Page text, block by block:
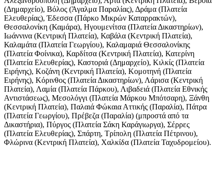
(Δημαρχείο), Βόλος (Άγαλμα Παραλίας), Δράμα (Πλατεία
Ελευθερίας), Έδεσσα (Πάρκο Μικρών Καταρρακτών),
Θεσσαλονίκη (Καμάρα), Ηγουμενίτσα (Πλατεία Δικαστηρίων),
Ιωάννινα (Κεντρική Πλατεία), Καβάλα (Κεντρική Πλατεία),
Καλαμάτα (Πλατεία Γεωργίου), Καλαμαριά Θεσσαλονίκης
(Πλατεία Φοίνικα), Καρδίτσα (Κεντρική Πλατεία), Κατερίνη
(Πλατεία Ελευθερίας), Καστοριά (Δημαρχείο), Κιλκίς (Πλατεία
Ειρήνης), Κοζάνη (Κεντρική Πλατεία), Κομοτηνή (Πλατεία
Ειρήνης), Κόρινθος (Πλατεία Δικαστηρίων), Λάρισα (Κεντρική
Πλατεία), Λαμία (Πλατεία Πάρκου), Λιβαδειά (Πλατεία Εθνικής
Αντιστάσεως), Μεσολόγγι (Πλατεία Μάρκου Μπότσαρη), Ξάνθη
(Κεντρική Πλατεία), Παλαιά Φώκαια Αττικής (Παραλία), Πάτρα
(Πλατεία Γεωργίου), Πρέβεζα (Παραλία) (μπροστά από τα
Δικαστήρια), Πύργος (Πλατεία Σάκη Καράγιωργα), Σέρρες
(Πλατεία Ελευθερίας), Σπάρτη, Τρίπολη (Πλατεία Πέτρινου),
Φλώρινα (Κεντρική Πλατεία), Χαλκίδα (Πλατεία Ταχυδρομείου).